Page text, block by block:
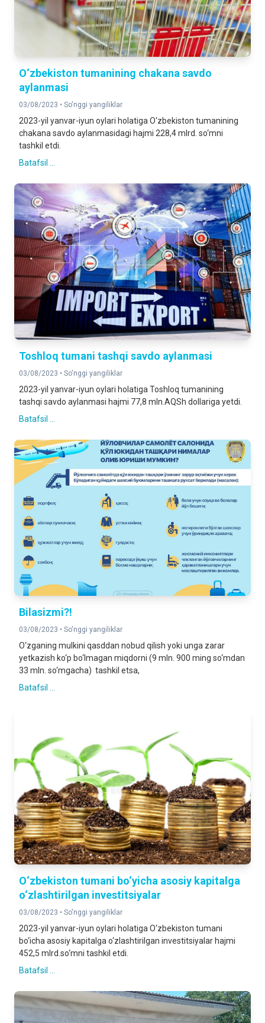
O‘zbekiston tumanining chakana savdo
aylanmasi
03/08/2023 • So'nggi yangiliklar
2023-yil yanvar-iyun oylari holatiga O‘zbekiston tumanining
chakana savdo aylanmasidagi hajmi 228,4 mlrd. so‘mni
tashkil etdi.
Batafsil ...
Toshloq tumani tashqi savdo aylanmasi
03/08/2023 • So'nggi yangiliklar
2023-yil yanvar-iyun oylari holatiga Toshloq tumanining
tashqi savdo aylanmasi hajmi 77,8 mln.AQSh dollariga yetdi.
Batafsil ...
Bilasizmi?!
03/08/2023 • So'nggi yangiliklar
O‘zganing mulkini qasddan nobud qilish yoki unga zarar
yetkazish ko‘p bo‘lmagan miqdorni (9 mln. 900 ming so‘mdan
33 mln. so‘mgacha) tashkil etsa,
Batafsil ...
O‘zbekiston tumani bo‘yicha asosiy kapitalga
o‘zlashtirilgan investitsiyalar
03/08/2023 • So'nggi yangiliklar
2023-yil yanvar-iyun oylari holatiga O‘zbekiston tumani
bo‘icha asosiy kapitalga o‘zlashtirilgan investitsiyalar hajmi
452,5 mlrd.so‘mni tashkil etdi.
Batafsil ...